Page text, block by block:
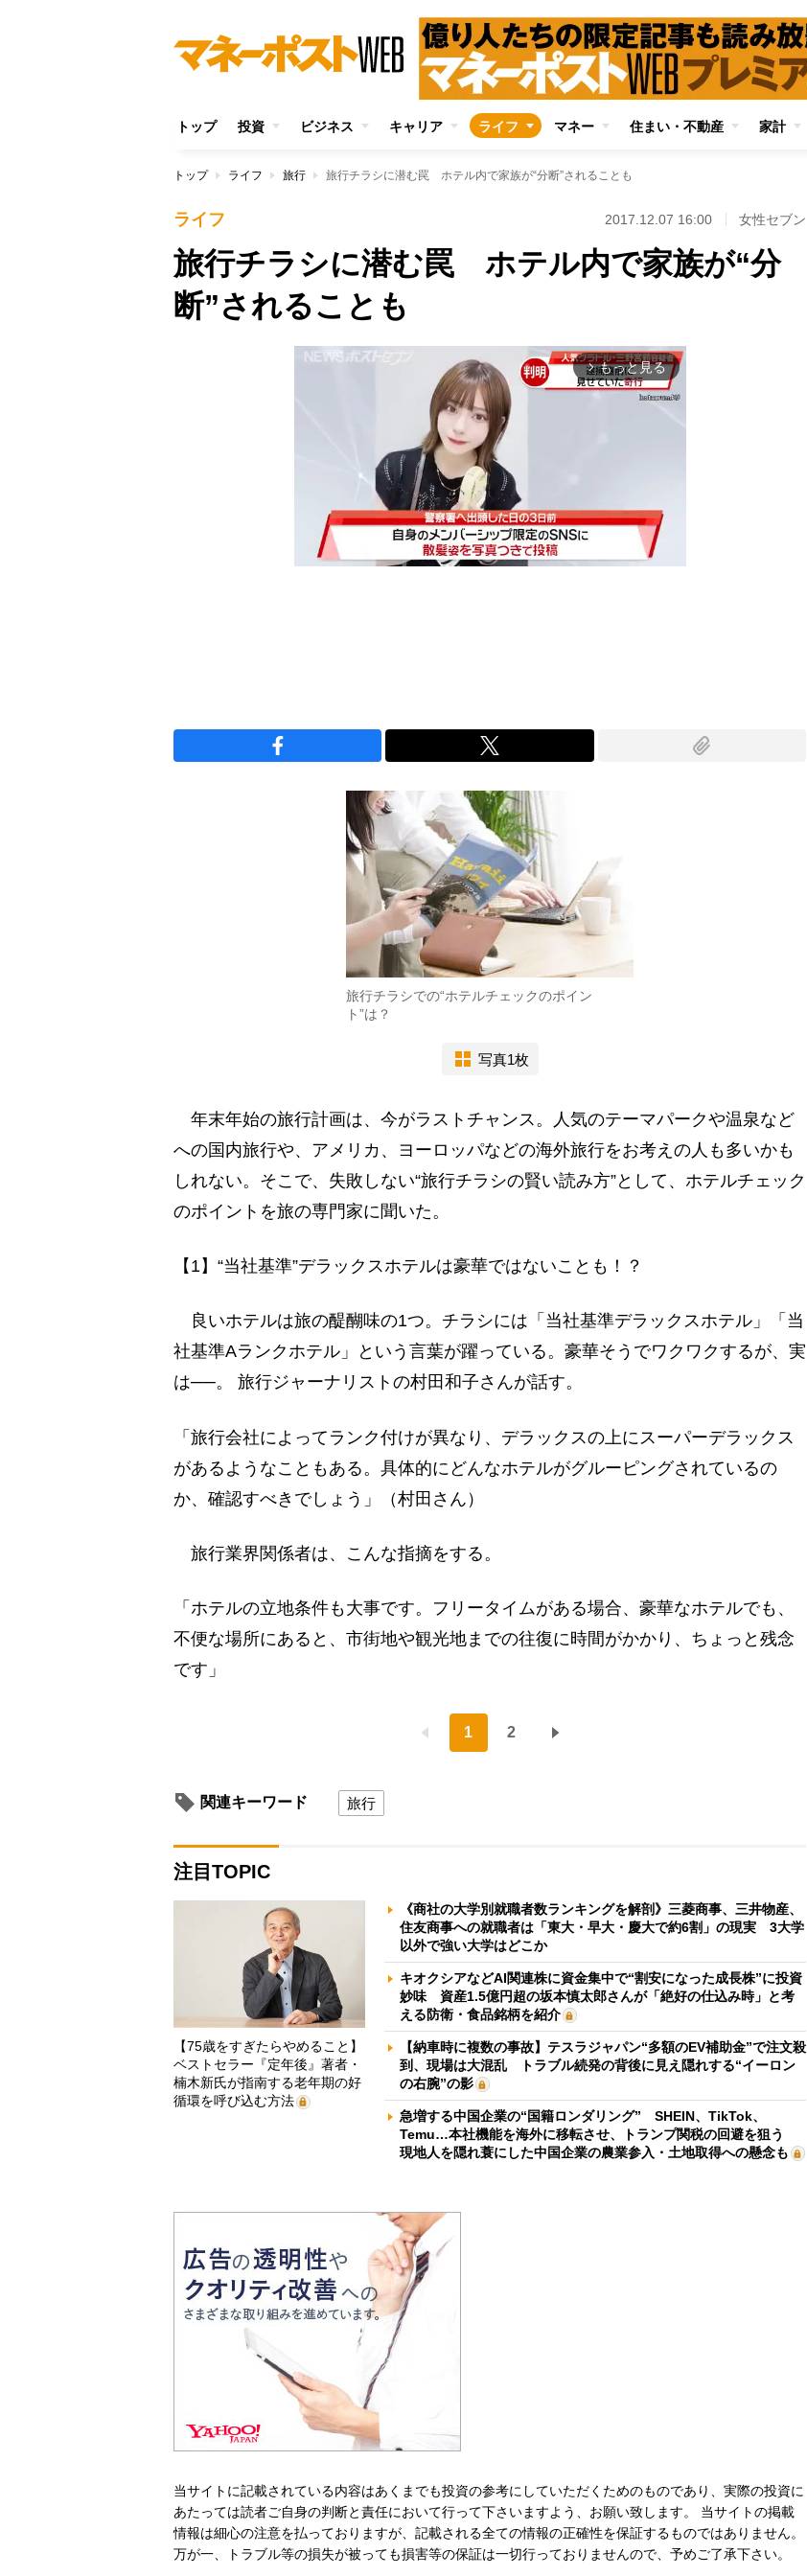
トップ 投資 ビジネス キャリア ライフ マネー 住まい・不動産 家計
トップ ライフ 旅行 旅行チラシに潜む罠 ホテル内で家族が“分断”されることも
ライフ 2017.12.07 16:00 女性セブン
旅行チラシに潜む罠 ホテル内で家族が“分
断”されることも
arrow_forward_ios もっと見る
旅行チラシでの“ホテルチェックのポイン
ト”は？
写真1枚
年末年始の旅行計画は、今がラストチャンス。人気のテーマパークや温泉など
への国内旅行や、アメリカ、ヨーロッパなどの海外旅行をお考えの人も多いかも
しれない。そこで、失敗しない“旅行チラシの賢い読み方”として、ホテルチェック
のポイントを旅の専門家に聞いた。
【1】“当社基準”デラックスホテルは豪華ではないことも！？
良いホテルは旅の醍醐味の1つ。チラシには「当社基準デラックスホテル」「当
社基準Aランクホテル」という言葉が躍っている。豪華そうでワクワクするが、実
は──。 旅行ジャーナリストの村田和子さんが話す。
「旅行会社によってランク付けが異なり、デラックスの上にスーパーデラックス
があるようなこともある。具体的にどんなホテルがグルーピングされているの
か、確認すべきでしょう」（村田さん）
旅行業界関係者は、こんな指摘をする。
「ホテルの立地条件も大事です。フリータイムがある場合、豪華なホテルでも、
不便な場所にあると、市街地や観光地までの往復に時間がかかり、ちょっと残念
です」
1 2
関連キーワード 旅行
注目TOPIC
【75歳をすぎたらやめること】
ベストセラー『定年後』著者・
楠木新氏が指南する老年期の好
循環を呼び込む方法
《商社の大学別就職者数ランキングを解剖》三菱商事、三井物産、
住友商事への就職者は「東大・早大・慶大で約6割」の現実 3大学
以外で強い大学はどこか
キオクシアなどAI関連株に資金集中で“割安になった成長株”に投資
妙味 資産1.5億円超の坂本慎太郎さんが「絶好の仕込み時」と考
える防衛・食品銘柄を紹介
【納車時に複数の事故】テスラジャパン“多額のEV補助金”で注文殺
到、現場は大混乱 トラブル続発の背後に見え隠れする“イーロン
の右腕”の影
急増する中国企業の“国籍ロンダリング” SHEIN、TikTok、
Temu…本社機能を海外に移転させ、トランプ関税の回避を狙う
現地人を隠れ蓑にした中国企業の農業参入・土地取得への懸念も
当サイトに記載されている内容はあくまでも投資の参考にしていただくためのものであり、実際の投資に
あたっては読者ご自身の判断と責任において行って下さいますよう、お願い致します。 当サイトの掲載
情報は細心の注意を払っておりますが、記載される全ての情報の正確性を保証するものではありません。
万が一、トラブル等の損失が被っても損害等の保証は一切行っておりませんので、予めご了承下さい。